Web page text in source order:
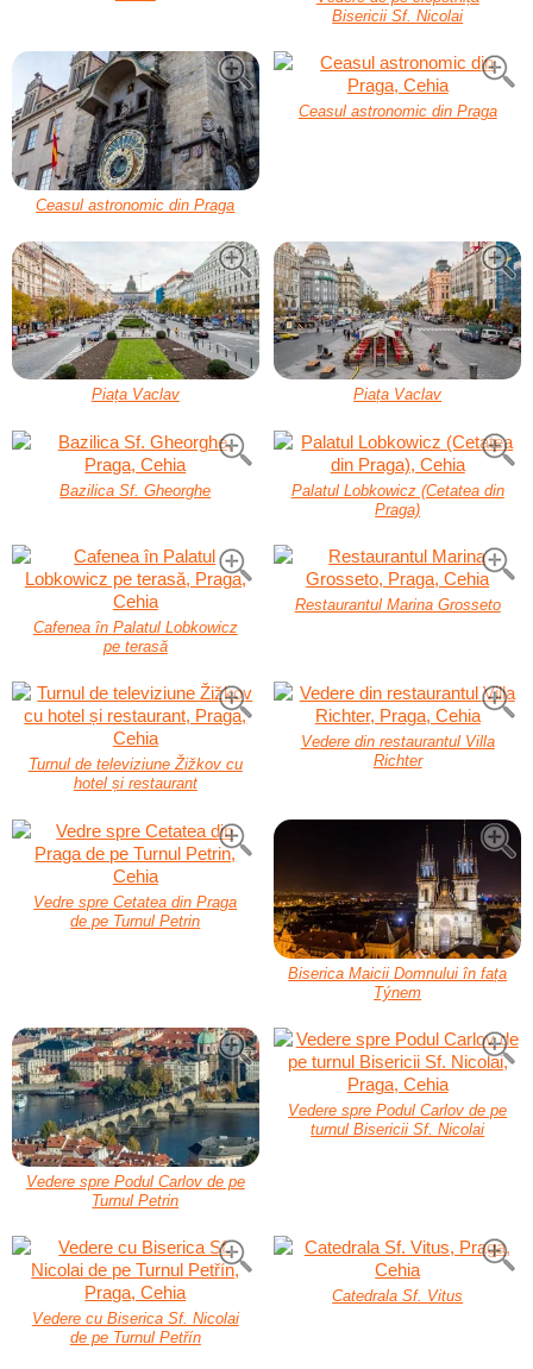
Bisericii Sf. Nicolai
Ceasul astronomic din Praga
Ceasul astronomic din Praga
Piața Vaclav Piața Vaclav
Bazilica Sf. Gheorghe
Palatul Lobkowicz (Cetatea din
Praga)
Cafenea în Palatul Lobkowicz
pe terasă
Restaurantul Marina Grosseto
Turnul de televiziune Žižkov cu
hotel și restaurant
Vedere din restaurantul Villa
Richter
Vedre spre Cetatea din Praga
de pe Turnul Petrin
Biserica Maicii Domnului în fața
Týnem
Vedere spre Podul Carlov de pe
Turnul Petrin
Vedere spre Podul Carlov de pe
turnul Bisericii Sf. Nicolai
Vedere cu Biserica Sf. Nicolai
de pe Turnul Petřín
Catedrala Sf. Vitus